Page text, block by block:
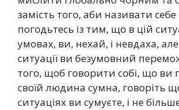
замість того, аби називати
погодьтесь із тим, що в цій
умовах, ви, нехай, і невдаха,
ситуації ви безумовний
того, щоб говорити собі, що ви
своїй людина сумна, говоріть
ситуаціях ви сумуєте, і не